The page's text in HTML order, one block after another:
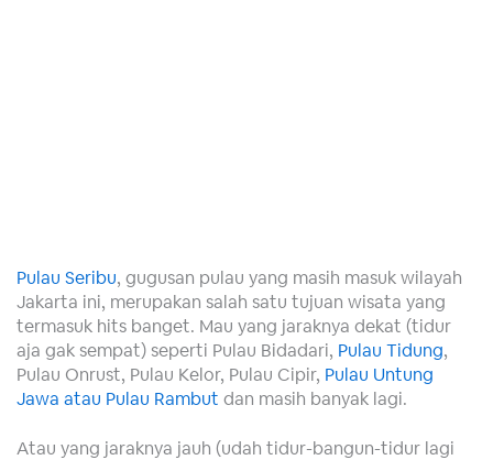
Pulau Seribu, gugusan pulau yang masih masuk wilayah
Jakarta ini, merupakan salah satu tujuan wisata yang
termasuk hits banget. Mau yang jaraknya dekat (tidur
aja gak sempat) seperti Pulau Bidadari, Pulau Tidung,
Pulau Onrust, Pulau Kelor, Pulau Cipir, Pulau Untung
Jawa atau Pulau Rambut dan masih banyak lagi.
Atau yang jaraknya jauh (udah tidur-bangun-tidur lagi